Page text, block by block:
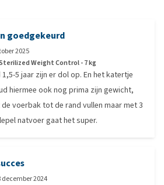
goedgekeurd
2025
Weight Control - 7 kg
5 jaar zijn er dol op. En het katertje
hiermee ook nog prima zijn gewicht,
voerbak tot de rand vullen maar met 3
natvoer gaat het super.
2024